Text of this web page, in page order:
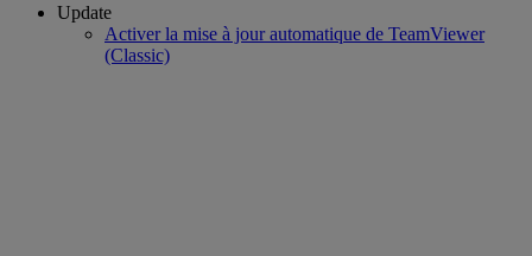
Update
Activer la mise à jour automatique de TeamViewer
(Classic)